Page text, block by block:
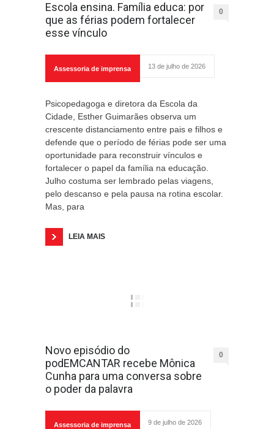
Escola ensina. Família educa: por
que as férias podem fortalecer
esse vínculo
0
Assessoria de imprensa 13 de julho de 2026
Psicopedagoga e diretora da Escola da
Cidade, Esther Guimarães observa um
crescente distanciamento entre pais e filhos e
defende que o período de férias pode ser uma
oportunidade para reconstruir vínculos e
fortalecer o papel da família na educação.
Julho costuma ser lembrado pelas viagens,
pelo descanso e pela pausa na rotina escolar.
Mas, para
LEIA MAIS
Novo episódio do
podEMCANTAR recebe Mônica
Cunha para uma conversa sobre
o poder da palavra
0
Assessoria de imprensa 9 de julho de 2026